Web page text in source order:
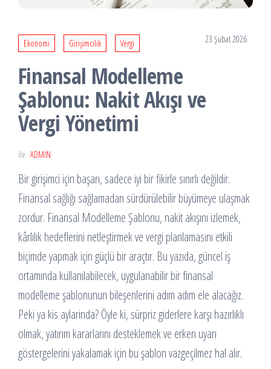
Ekonomi Girişimcilik Vergi 23 Şubat 2026
Finansal Modelleme
Şablonu: Nakit Akışı ve
Vergi Yönetimi
ile ADMIN
Bir girişimci için başarı, sadece iyi bir fikirle sınırlı değildir.
Finansal sağlığı sağlamadan sürdürülebilir büyümeye ulaşmak
zordur. Finansal Modelleme Şablonu, nakit akışını izlemek,
kârlılık hedeflerini netleştirmek ve vergi planlamasını etkili
biçimde yapmak için güçlü bir araçtır. Bu yazıda, güncel iş
ortamında kullanılabilecek, uygulanabilir bir finansal
modelleme şablonunun bileşenlerini adım adım ele alacağız.
Peki ya kis aylarinda? Öyle ki, sürpriz giderlere karşı hazırlıklı
olmak, yatırım kararlarını desteklemek ve erken uyarı
göstergelerini yakalamak için bu şablon vazgeçilmez hal alır.